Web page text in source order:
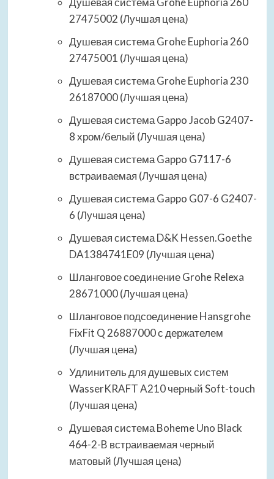
27475002 (Лучшая цена)
Душевая система Grohe Euphoria 260
27475001 (Лучшая цена)
Душевая система Grohe Euphoria 230
26187000 (Лучшая цена)
Душевая система Gappo Jacob G2407-
8 хром/белый (Лучшая цена)
Душевая система Gappo G7117-6
встраиваемая (Лучшая цена)
Душевая система Gappo G07-6 G2407-
6 (Лучшая цена)
Душевая система D&K Hessen.Goethe
DA1384741E09 (Лучшая цена)
Шланговое соединение Grohe Relexa
28671000 (Лучшая цена)
Шланговое подсоединение Hansgrohe
FixFit Q 26887000 с держателем
(Лучшая цена)
Удлинитель для душевых систем
WasserKRAFT A210 черный Soft-touch
(Лучшая цена)
Душевая система Boheme Uno Black
464-2-B встраиваемая черный
матовый (Лучшая цена)